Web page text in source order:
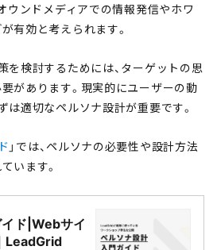
ウンドメディアでの情報発信やホワ
有効と考えられます。
を検討するためには、ターゲットの思
があります。現実的にユーザーの動
は適切なペルソナ設計が重要です。
」では、ペルソナの必要性や設計方法
います。
ド|Webサイ
LeadGrid